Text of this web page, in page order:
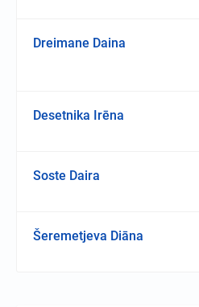
Dreimane Daina
Desetnika Irēna
Soste Daira
Šeremetjeva Diāna